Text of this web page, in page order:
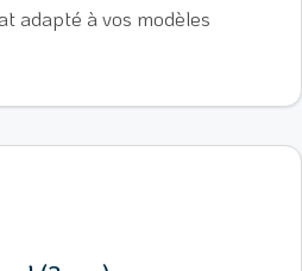
adapté à vos modèles